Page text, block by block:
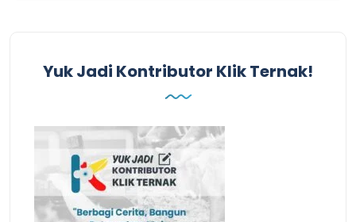
Yuk Jadi Kontributor Klik Ternak!